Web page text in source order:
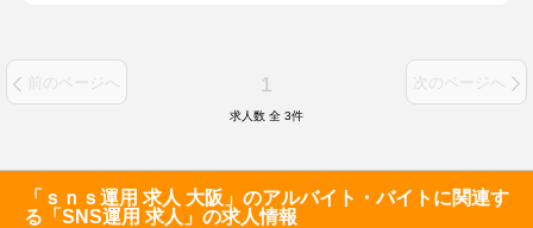
前のページへ 1 次のページへ
求人数 全 3件
「ｓｎｓ運用 求人 大阪」のアルバイト・バイトに関連す
る「SNS運用 求人」の求人情報